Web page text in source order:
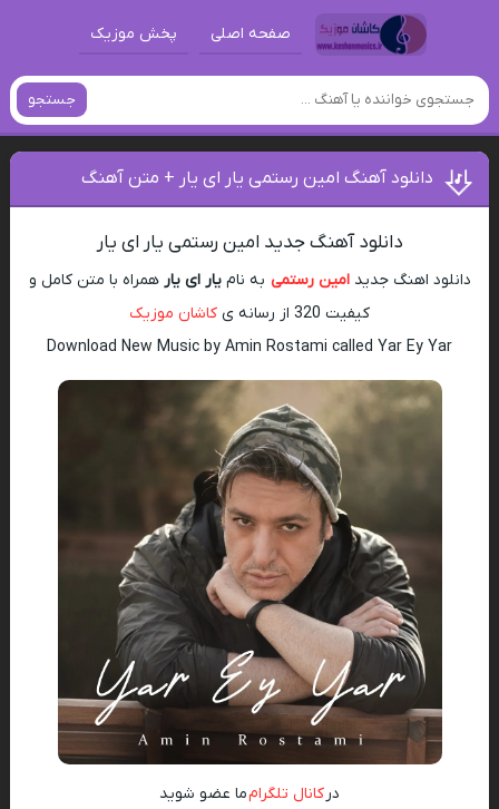
صفحه اصلی پخش موزیک
جستجو
دانلود آهنگ امین رستمی یار ای یار + متن آهنگ
دانلود آهنگ جدید امین رستمی یار ای یار
دانلود اهنگ جدیدامین رستمی به نامیار ای یار همراه با متن کامل و
کیفیت 320 از رسانه ی
کاشان موزیک
Download New Music by Amin Rostami called Yar Ey Yar
در کانال تلگرامما عضو شوید